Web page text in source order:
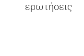
ερωτήσεις